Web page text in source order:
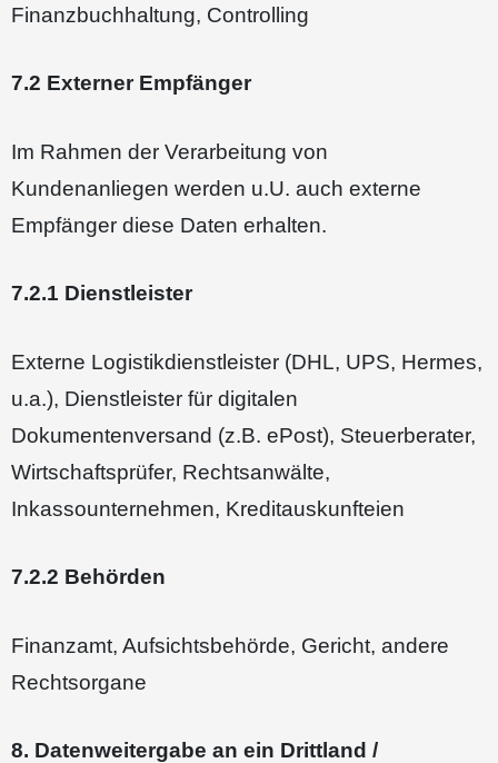
Finanzbuchhaltung, Controlling
7.2 Externer Empfänger
Im Rahmen der Verarbeitung von
Kundenanliegen werden u.U. auch externe
Empfänger diese Daten erhalten.
7.2.1 Dienstleister
Externe Logistikdienstleister (DHL, UPS, Hermes,
u.a.), Dienstleister für digitalen
Dokumentenversand (z.B. ePost), Steuerberater,
Wirtschaftsprüfer, Rechtsanwälte,
Inkassounternehmen, Kreditauskunfteien
7.2.2 Behörden
Finanzamt, Aufsichtsbehörde, Gericht, andere
Rechtsorgane
8. Datenweitergabe an ein Drittland /